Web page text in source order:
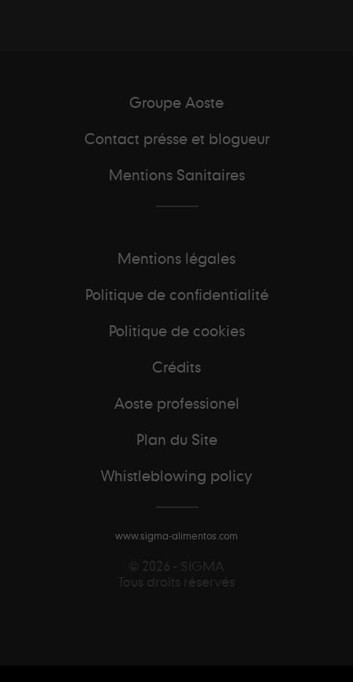
Groupe Aoste
Contact présse et blogueur
Mentions Sanitaires
Mentions légales
Politique de confidentialité
Politique de cookies
Crédits
Aoste professionel
Plan du Site
Whistleblowing policy
www.sigma-alimentos.com
© 2026 - SIGMA
Tous droits réservés